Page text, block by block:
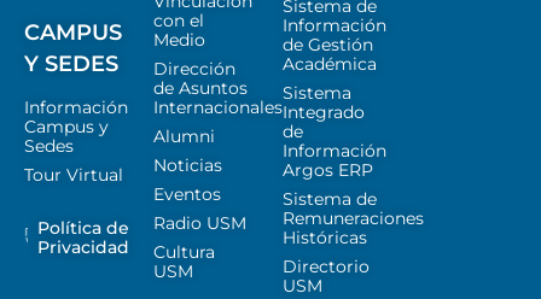
CAMPUS
Y SEDES
Información
Campus y
Sedes
Tour Virtual
Política de
Privacidad
con el
Medio
Dirección
de Asuntos
Internacionales
Alumni
Noticias
Eventos
Radio USM
Cultura
USM
Sistema de
Información
de Gestión
Académica
Sistema
Integrado
de
Información
Argos ERP
Sistema de
Remuneraciones
Históricas
Directorio
USM